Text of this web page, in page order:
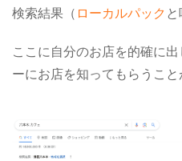
検索結果（ ローカルパック
ここに自分のお店を的確に
ーにお店を知ってもらうこと